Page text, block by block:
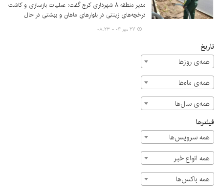
مدیر منطقه ۸ شهرداری کرج گفت: عملیات بازسازی و کاشت
درخچه‌های زینتی در بلوارهای ماهان و بهشتی در حال
اجراست.
۲۷ مهر ۰۴ - ۰۸:۲۳
تاریخ
همه‌ی روزها
همه‌ی ماه‌ها
همه‌ی سال‌ها
فیلترها
همه سرویس‌ها
همه انواع خبر
همه باکس‌ها